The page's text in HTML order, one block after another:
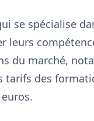
se spécialise
du marché,
tarifs des